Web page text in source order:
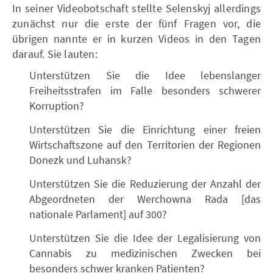
In seiner Videobotschaft stellte Selenskyj allerdings
zunächst nur die erste der fünf Fragen vor, die
übrigen nannte er in kurzen Videos in den Tagen
darauf. Sie lauten:
Unterstützen Sie die Idee lebenslanger
Freiheitsstrafen im Falle besonders schwerer
Korruption?
Unterstützen Sie die Einrichtung einer freien
Wirtschaftszone auf den Territorien der Regionen
Donezk und Luhansk?
Unterstützen Sie die Reduzierung der Anzahl der
Abgeordneten der Werchowna Rada [das
nationale Parlament] auf 300?
Unterstützen Sie die Idee der Legalisierung von
Cannabis zu medizinischen Zwecken bei
besonders schwer kranken Patienten?